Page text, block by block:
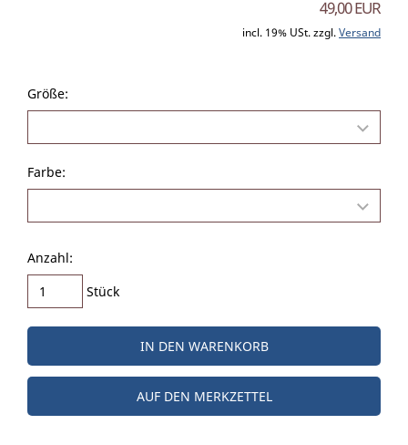
49,00 EUR
incl. 19% USt. zzgl. Versand
Größe:
Farbe:
Anzahl:
Stück
IN DEN WARENKORB
AUF DEN MERKZETTEL